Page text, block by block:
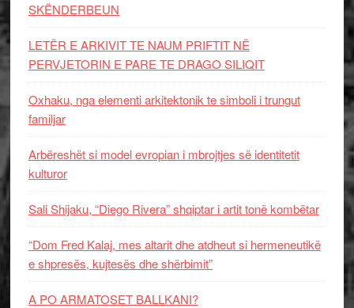
SKËNDERBEUN
LETËR E ARKIVIT TE NAUM PRIFTIT NË
PERVJETORIN E PARE TE DRAGO SILIQIT
Oxhaku, nga elementi arkitektonik te simboli i trungut
familjar
Arbëreshët si model evropian i mbrojtjes së identitetit
kulturor
Sali Shijaku, “Diego Rivera” shqiptar i artit tonë kombëtar
“Dom Fred Kalaj, mes altarit dhe atdheut si hermeneutikë
e shpresës, kujtesës dhe shërbimit”
A PO ARMATOSET BALLKANI?